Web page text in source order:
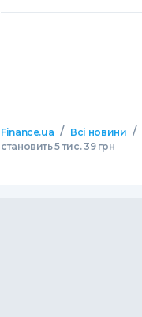
Finance.ua / Всі новини /
становить 5 тис. 39 грн